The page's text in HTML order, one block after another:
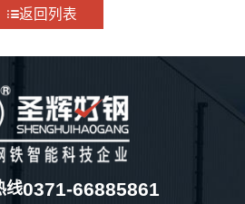
返回列表
线0371-66885861